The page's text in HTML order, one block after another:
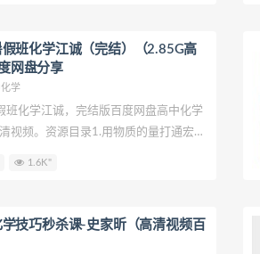
变与不变.mp4 05.决胜高考之结构的
化学-2022年高考押题预测
前专练【有机+物构专题资料】
专项训练\2022年高考专题-官能团的
卷版).pdf
班化学江诚（完结）（2.85G高
网盘分享
学
班化学江诚，完结版百度网盘高中化学
视频。资源目录1.用物质的量打通宏观
常见非金属与性质.mp410.阶段总
籍.mp4
1.6K"
技巧秒杀课-史家昕（高清视频百